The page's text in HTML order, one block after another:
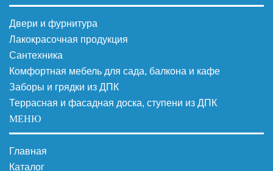
Двери и фурнитура
Лакокрасочная продукция
Сантехника
Комфортная мебель для сада, балкона и кафе
Заборы и грядки из ДПК
Террасная и фасадная доска, ступени из ДПК
МЕНЮ
Главная
Каталог